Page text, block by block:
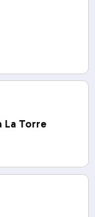
La Torre